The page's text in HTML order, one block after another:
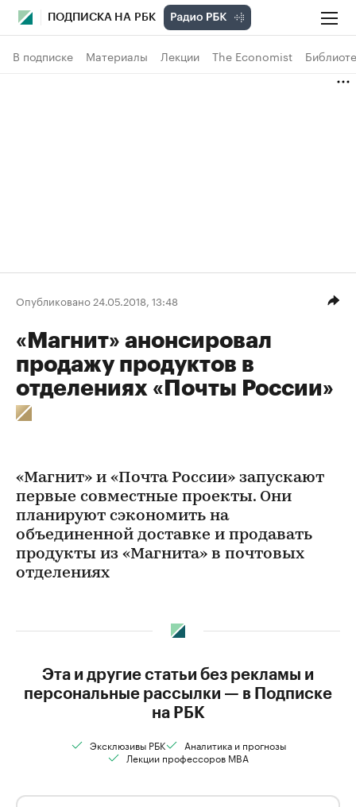
ПОДПИСКА НА РБК
В подписке Материалы Лекции The Economist
Опубликовано 24.05.2018, 13:48
«Магнит» анонсировал
продажу продуктов в
отделениях «Почты России»
«Магнит» и «Почта России» запускают
первые совместные проекты. Они
планируют сэкономить на
объединенной доставке и продавать
продукты из «Магнита» в почтовых
отделениях
Эта и другие статьи без рекламы и
персональные рассылки — в Подписке
на РБК
Эксклюзивы РБК
Аналитика и прогнозы
Лекции профессоров MBA